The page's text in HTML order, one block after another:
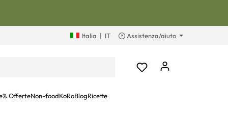
Italia | IT Assistenza/aiuto
% OfferteNon-foodKoRoBlogRicette